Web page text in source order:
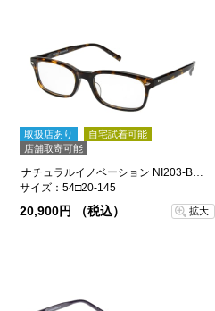
取扱店あり
自宅試着可能
店舗取寄可能
サイズ：54□20-145
20,900円 （税込） 拡大